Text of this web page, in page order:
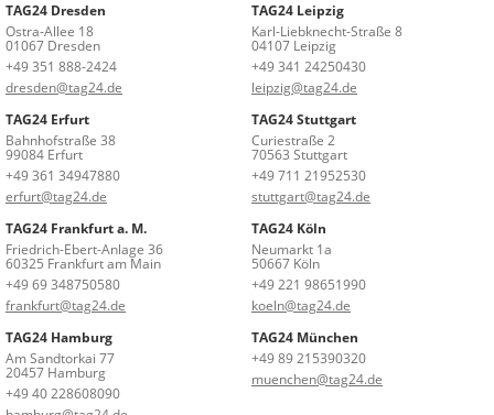
TAG24 Dresden
Ostra-Allee 18
01067 Dresden
+49 351 888-2424
dresden@tag24.de
TAG24 Leipzig
Karl-Liebknecht-Straße 8
04107 Leipzig
+49 341 24250430
leipzig@tag24.de
TAG24 Erfurt
Bahnhofstraße 38
99084 Erfurt
+49 361 34947880
erfurt@tag24.de
TAG24 Stuttgart
Curiestraße 2
70563 Stuttgart
+49 711 21952530
stuttgart@tag24.de
TAG24 Frankfurt a. M.
Friedrich-Ebert-Anlage 36
60325 Frankfurt am Main
+49 69 348750580
frankfurt@tag24.de
TAG24 Köln
Neumarkt 1a
50667 Köln
+49 221 98651990
koeln@tag24.de
TAG24 Hamburg
Am Sandtorkai 77
20457 Hamburg
+49 40 228608090
TAG24 München
+49 89 215390320
muenchen@tag24.de